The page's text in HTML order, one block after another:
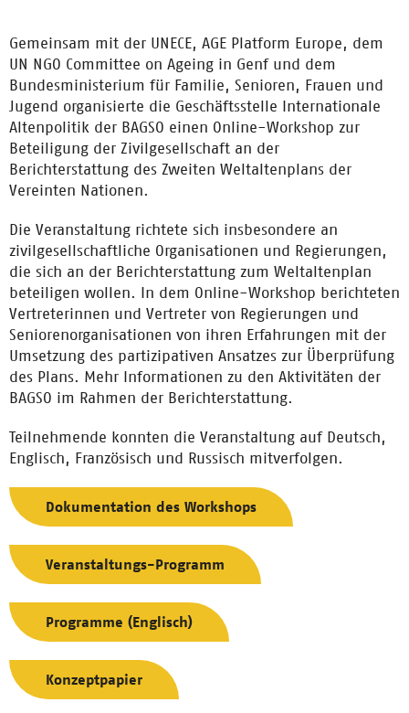
Gemeinsam mit der UNECE, AGE Platform Europe, dem
UN NGO Committee on Ageing in Genf und dem
Bundesministerium für Familie, Senioren, Frauen und
Jugend organisierte die Geschäftsstelle Internationale
Altenpolitik der BAGSO einen Online-Workshop zur
Beteiligung der Zivilgesellschaft an der
Berichterstattung des Zweiten Weltaltenplans der
Vereinten Nationen.
Die Veranstaltung richtete sich insbesondere an
zivilgesellschaftliche Organisationen und Regierungen,
die sich an der Berichterstattung zum Weltaltenplan
beteiligen wollen. In dem Online-Workshop berichteten
Vertreterinnen und Vertreter von Regierungen und
Seniorenorganisationen von ihren Erfahrungen mit der
Umsetzung des partizipativen Ansatzes zur Überprüfung
des Plans. Mehr Informationen zu den Aktivitäten der
BAGSO im Rahmen der Berichterstattung.
Teilnehmende konnten die Veranstaltung auf Deutsch,
Englisch, Französisch und Russisch mitverfolgen.
Dokumentation des Workshops
Veranstaltungs-Programm
Programme (Englisch)
Konzeptpapier